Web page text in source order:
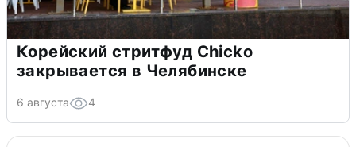
Корейский стритфуд Chicko
закрывается в Челябинске
6 августа 4